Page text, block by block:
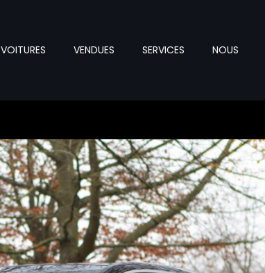
VOITURES VENDUES SERVICES NOUS